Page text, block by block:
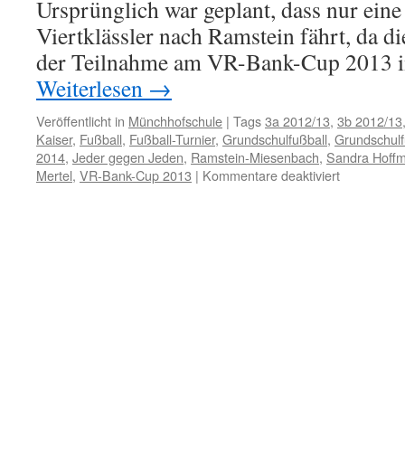
Ursprünglich war geplant, dass nur
Viertklässler nach Ramstein fährt, da
der Teilnahme am VR-Bank-Cup
Weiterlesen →
Veröffentlicht in Münchhofschule | Tags3a 2012/13, 3b 2012/13
Kaiser, Fußball, Fußball-Turnier, Grundschulfußball,
2014, Jeder gegen Jeden, Ramstein-Miesenbach, Sandra
Mertel, VR-Bank-Cup 2013 | Kommentare deaktiviertfür